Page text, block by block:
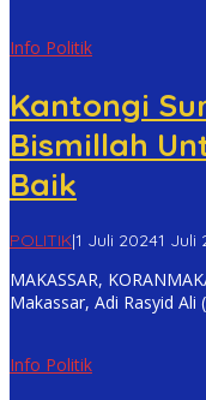
Info Politik
Kantongi
Bismillah
Baik
POLITIK|1 Juli 20241 Juli
MAKASSAR,
Makassar, Adi Rasyid Ali
Info Politik